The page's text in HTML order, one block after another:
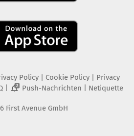
Policy| Cookie Policy| Privacy
| 2 Push-Nachrichten Netiquette
First Avenue GmbH